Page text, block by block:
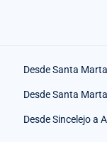
Desde Santa
Desde Santa
Desde Sincelejo a